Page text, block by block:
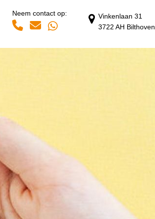
Neem contact op:
Whatsapp
Vinkenlaan 31
3722 AH Bilthoven